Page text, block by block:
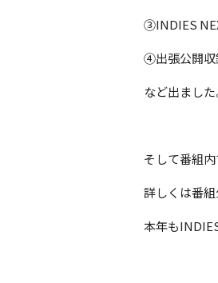
③INDIES
④出張公開収
など出まし
そして番組
詳しくは番
本年も